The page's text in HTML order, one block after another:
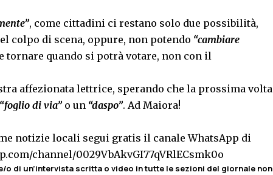
, come cittadini ci restano solo due possibilità,
colpo di scena, oppure, non potendo “cambiare
tornare quando si potrà votare, non con il
affezionata lettrice, sperando che la prossima volta
“foglio di via” o un “daspo”. Ad Maiora!
notizie locali segui gratis il canale WhatsApp di
channel/0029VbAkvGI77qVRlECsmk0o
di un’intervista scritta o video in tutte le sezioni del giornale non